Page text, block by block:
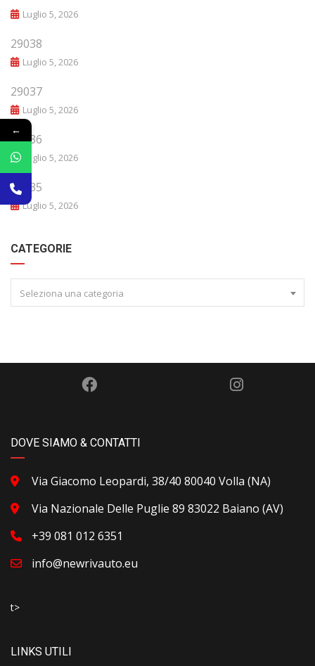
Luglio 5, 2026
29038
Luglio 5, 2026
29037
Luglio 5, 2026
29036
Luglio 5, 2026
29035
Luglio 5, 2026
CATEGORIE
Seleziona una categoria
DOVE SIAMO & CONTATTI
Via Giacomo Leopardi, 38/40 80040 Volla (NA)
Via Nazionale Delle Puglie 89 83022 Baiano (AV)
+39 081 012 6351
info@newrivauto.eu
t>
LINKS UTILI
←